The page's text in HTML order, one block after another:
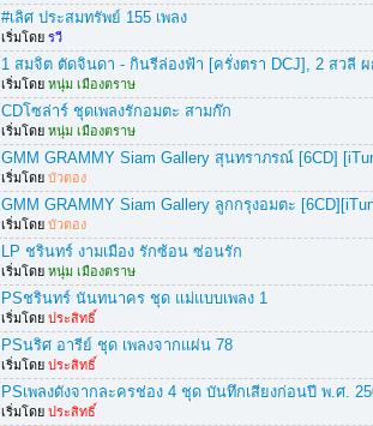
#เลิศ ประสมทรัพย์ 155 เพลง
เริ่มโดย รวี
1 สมจิต ตัดจินดา - กินรีล่องฟ้า [ครั่งตรา DCJ], 2 สวลี
เริ่มโดย หนุ่ม เมืองตราษ
CDโซล่าร์ ชุดเพลงรักอมตะ สามก๊ก
เริ่มโดย หนุ่ม เมืองตราษ
GMM GRAMMY Siam Gallery สุนทราภรณ์ [6CD]
เริ่มโดย บัวตอง
GMM GRAMMY Siam Gallery ลูกกรุงอมตะ
เริ่มโดย บัวตอง
LP ชรินทร์ งามเมือง รักซ้อน ซ่อนรัก
เริ่มโดย หนุ่ม เมืองตราษ
PSชรินทร์ นันทนาคร ชุด แม่แบบเพลง 1
เริ่มโดย ประสิทธิ์
PSนริศ อารีย์ ชุด เพลงจากแผ่น 78
เริ่มโดย ประสิทธิ์
PSเพลงดังจากละครช่อง 4 ชุด บันทึกเสียงก่อนปี พ.ศ.
เริ่มโดย ประสิทธิ์